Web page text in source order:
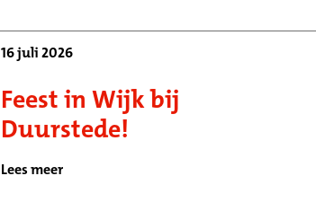
16 juli 2026
Feest in Wijk bij
Duurstede!
Lees meer